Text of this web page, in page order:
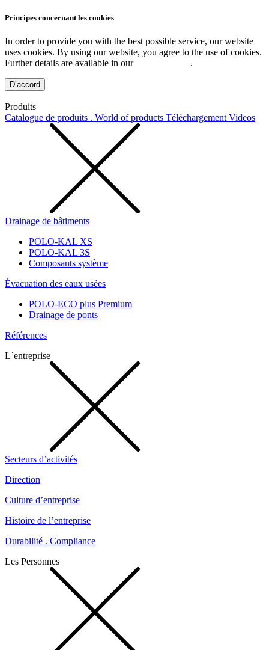
Principes concernant les cookies
In order to provide you with the best possible service, our website
uses cookies. By using our website, you agree to the use of cookies.
Further details are available in our
.
D’accord
Produits
Catalogue de produits . World of products Téléchargement Videos
Drainage de bâtiments
POLO-KAL XS
POLO-KAL 3S
Composants système
Évacuation des eaux usées
POLO-ECO plus Premium
Drainage de ponts
Références
L`entreprise
Secteurs d’activités
Direction
Culture d’entreprise
Histoire de l’entreprise
Durabilité . Compliance
Les Personnes